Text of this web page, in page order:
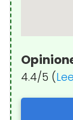
4.4/5 (